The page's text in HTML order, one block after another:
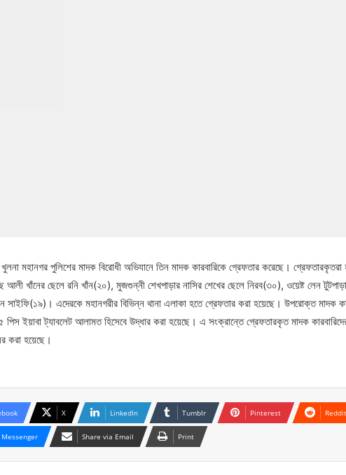
খুলনা মহানগর পুলিশের মাদক বিরোধী অভিযানে তিন মাদক কারবারিকে গ্রেফতার করেছে।
আলী খাঁনের ছেলে রনি খাঁন(২০), মুজগুন্নী শেখপাড়ার নাসির শেখের ছেলে নিরব(৩০), ওয়েষ্ট লেন
সাইফি(১৯)। এদেরকে মহানগরীর বিভিন্ন থানা এলাকা হতে গ্রেফতার করা হয়েছে। উপরোক্ত মাদক
ইয়াবা ট্যাবলেট আলামত হিসেবে উদ্ধার করা হয়েছে। এ সংক্রান্তে গ্রেফতারকৃত মাদক
করা হয়েছে।
X LinkedIn Tumblr Pinterest Reddit
Messenger Share via Email Print